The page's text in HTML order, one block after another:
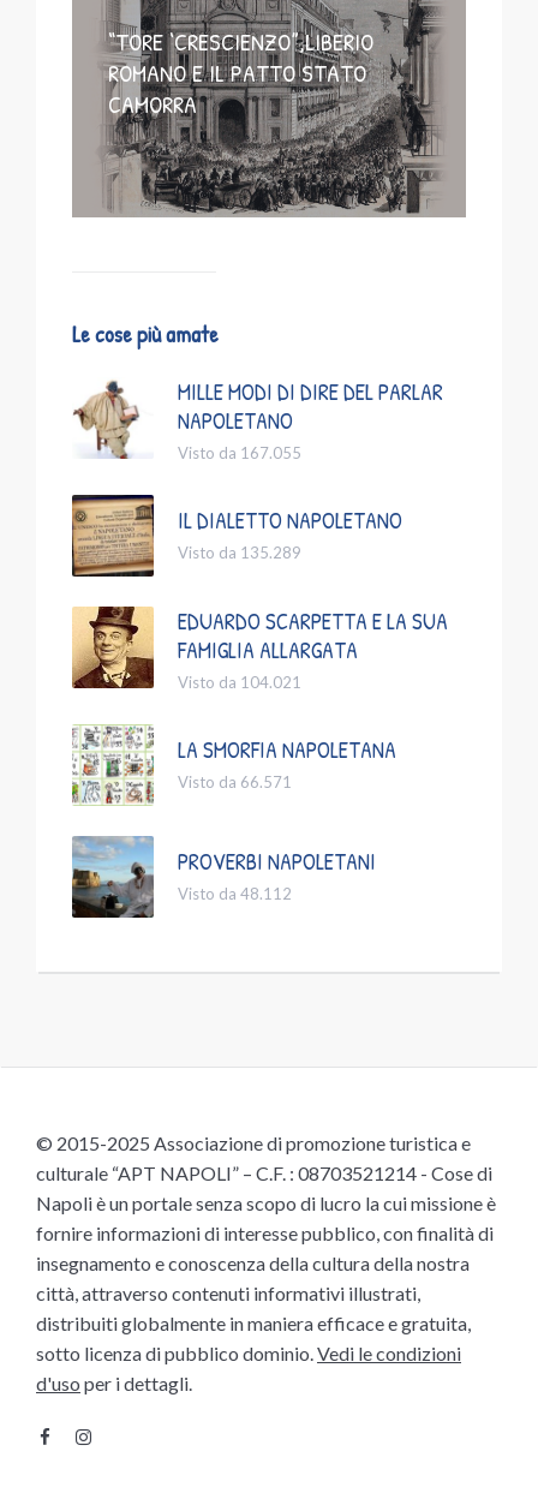
“TORE ‘CRESCIENZO”,LIBERIO
ROMANO E IL PATTO STATO
CAMORRA
Le cose più amate
MILLE MODI DI DIRE DEL PARLAR
NAPOLETANO
Visto da 167.055
IL DIALETTO NAPOLETANO
Visto da 135.289
EDUARDO SCARPETTA E LA SUA
FAMIGLIA ALLARGATA
Visto da 104.021
LA SMORFIA NAPOLETANA
Visto da 66.571
PROVERBI NAPOLETANI
Visto da 48.112
© 2015-2025 Associazione di promozione turistica e
culturale “APT NAPOLI” – C.F. : 08703521214 - Cose di
Napoli è un portale senza scopo di lucro la cui missione è
fornire informazioni di interesse pubblico, con finalità di
insegnamento e conoscenza della cultura della nostra
città, attraverso contenuti informativi illustrati,
distribuiti globalmente in maniera efficace e gratuita,
sotto licenza di pubblico dominio.Vedi le condizioni
d'uso per i dettagli.